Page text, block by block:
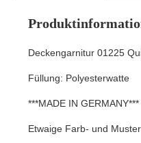
Deckengarnitur 01225
Füllung: Polyesterwatte
***MADE IN GERMANY***
Etwaige Farb- und